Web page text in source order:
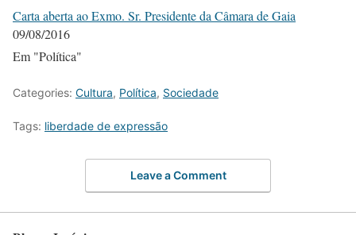
Carta aberta ao Exmo. Sr. Presidente da Câmara de Gaia
09/08/2016
Em "Política"
Categories: Cultura, Política, Sociedade
Tags: liberdade de expressão
Leave a Comment